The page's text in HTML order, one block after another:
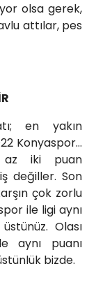
olsa gerek,
attılar, pes
en yakın
Konyaspor…
az iki puan
değiller. Son
çok zorlu
ile ligi aynı
Olası
aynı puanı
bizde.